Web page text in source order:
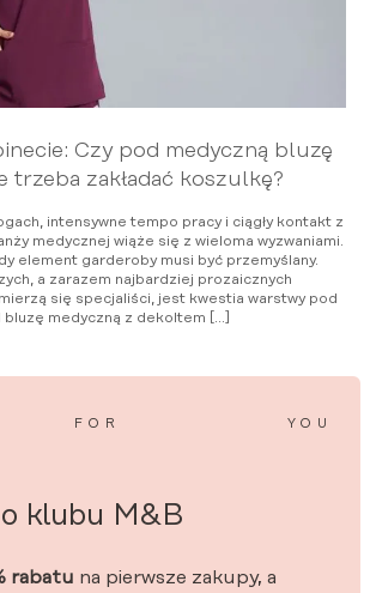
Czy pod medyczną bluzę
trzeba zakładać koszulkę?
intensywne tempo pracy i ciągły kontakt z
medycznej wiąże się z wieloma wyzwaniami.
element garderoby musi być przemyślany.
a zarazem najbardziej prozaicznych
się specjaliści, jest kwestia warstwy pod
medyczną z dekoltem […]
FOR YOU
klubu M&B
rabatu na pierwsze zakupy, a